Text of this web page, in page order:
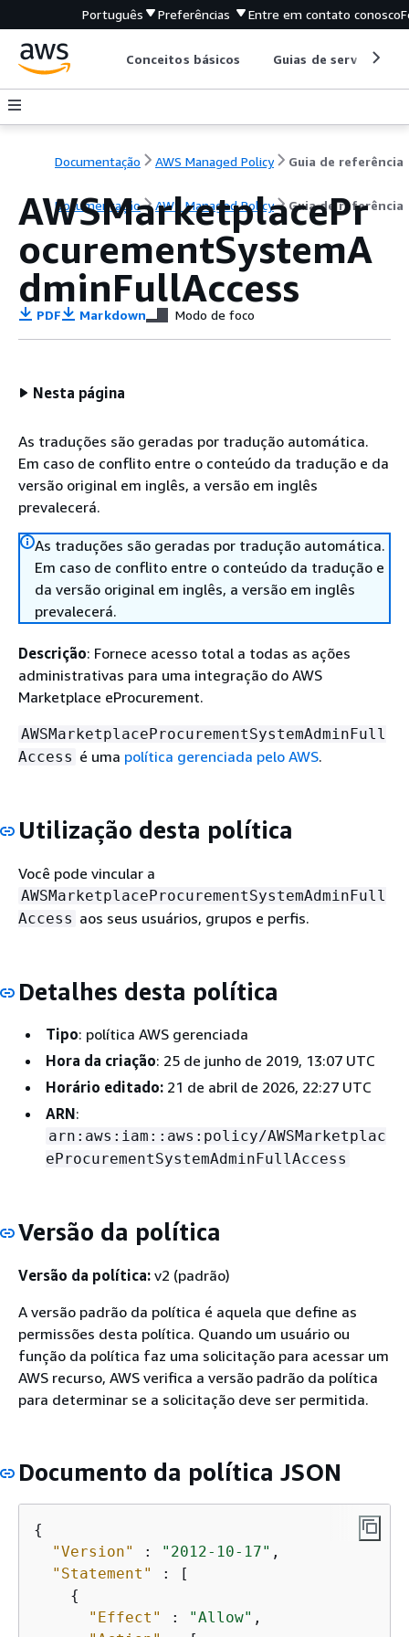
Português Preferências Entre em contato conosco
Conceitos básicos Guias de serviço
Documentação AWS Managed Policy Guia de referência
Documentação AWS Managed Policy Guia de referência
AWSMarketplacePr
ocurementSystemA
dminFullAccess
PDF Markdown Modo de foco
Nesta página
As traduções são geradas por tradução automática.
Em caso de conflito entre o conteúdo da tradução e da
versão original em inglês, a versão em inglês
prevalecerá.
As traduções são geradas por tradução automática.
Em caso de conflito entre o conteúdo da tradução e
da versão original em inglês, a versão em inglês
prevalecerá.
Descrição: Fornece acesso total a todas as ações
administrativas para uma integração do AWS
Marketplace eProcurement.
AWSMarketplaceProcurementSystemAdminFull
Access é uma política gerenciada pelo AWS.
Utilização desta política
Você pode vincular a
AWSMarketplaceProcurementSystemAdminFull
Access aos seus usuários, grupos e perfis.
Detalhes desta política
Tipo: política AWS gerenciada
Hora da criação: 25 de junho de 2019, 13:07 UTC
Horário editado: 21 de abril de 2026, 22:27 UTC
ARN:
arn:aws:iam::aws:policy/AWSMarketplac
eProcurementSystemAdminFullAccess
Versão da política
Versão da política: v2 (padrão)
A versão padrão da política é aquela que define as
permissões desta política. Quando um usuário ou
função da política faz uma solicitação para acessar um
AWS recurso, AWS verifica a versão padrão da política
para determinar se a solicitação deve ser permitida.
Documento da política JSON
{
"Version"
: "2012-10-17" ,
"Statement"
: [
{
"Effect"
: "Allow" ,